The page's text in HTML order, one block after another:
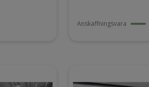
Anskaffningsvara